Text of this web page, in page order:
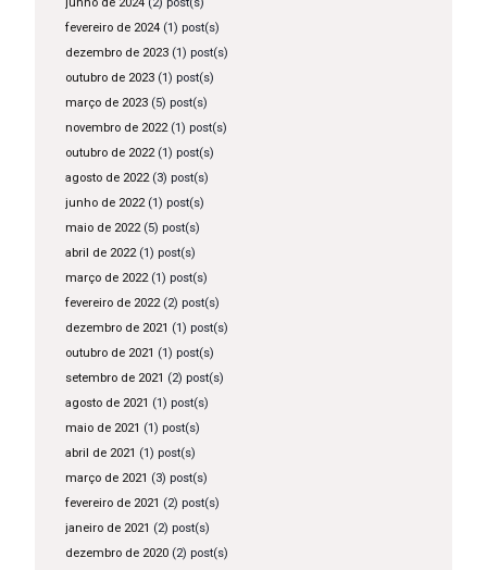
junho de 2024(2) post(s)
fevereiro de 2024(1) post(s)
dezembro de 2023(1) post(s)
outubro de 2023(1) post(s)
março de 2023(5) post(s)
novembro de 2022(1) post(s)
outubro de 2022(1) post(s)
agosto de 2022(3) post(s)
junho de 2022(1) post(s)
maio de 2022(5) post(s)
abril de 2022(1) post(s)
março de 2022(1) post(s)
fevereiro de 2022(2) post(s)
dezembro de 2021 (1) post(s)
outubro de 2021 (1) post(s)
setembro de 2021 (2) post(s)
agosto de 2021 (1) post(s)
maio de 2021 (1) post(s)
abril de 2021 (1) post(s)
março de 2021 (3) post(s)
fevereiro de 2021 (2) post(s)
janeiro de 2021 (2) post(s)
dezembro de 2020(2) post(s)